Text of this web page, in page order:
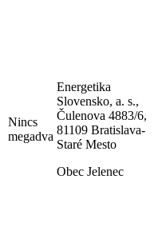
Nincs
megadva
Energetika
Slovensko, a. s.,
Čulenova 4883/6,
81109 Bratislava-
Staré Mesto
Obec Jelenec